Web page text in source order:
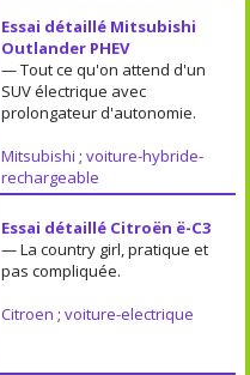
Essai détaillé Mitsubishi
Outlander PHEV
— Tout ce qu'on attend d'un
SUV électrique avec
prolongateur d'autonomie.
Mitsubishi ; voiture-hybride-
rechargeable
Essai détaillé Citroën ë-C3
— La country girl, pratique et
pas compliquée.
Citroen ; voiture-electrique